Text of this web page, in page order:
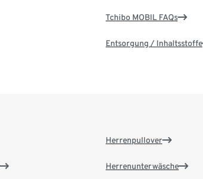
Tchibo MOBIL FAQs
Entsorgung / Inhaltsstoffe
Herrenpullover
Herrenunterwäsche